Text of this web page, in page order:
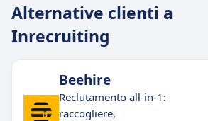
Alternative clienti a
Inrecruiting
Beehire
Reclutamento all-in-1:
raccogliere,